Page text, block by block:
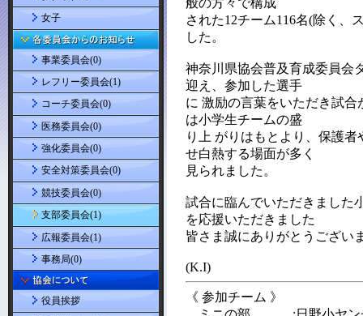
女子
事業委員会(0)
レフリー委員会(1)
コーチ委員会(0)
医務委員会(0)
強化委員会(0)
安全対策委員会(0)
競技委員会(0)
支部委員会(1)
広報委員会(1)
事務局(0)
役員挨拶